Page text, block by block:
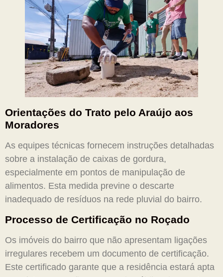
Orientações do Trato pelo Araújo aos
Moradores
As equipes técnicas fornecem instruções detalhadas
sobre a instalação de caixas de gordura,
especialmente em pontos de manipulação de
alimentos. Esta medida previne o descarte
inadequado de resíduos na rede pluvial do bairro.
Processo de Certificação no Roçado
Os imóveis do bairro que não apresentam ligações
irregulares recebem um documento de certificação.
Este certificado garante que a residência estará apta